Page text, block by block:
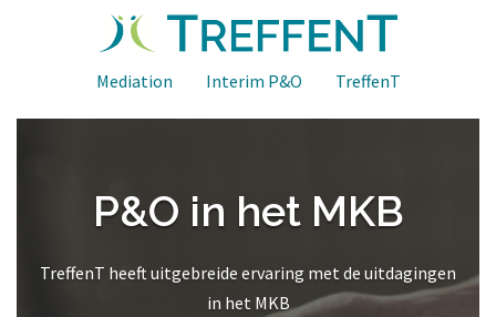
Mediation Interim P&O TreffenT
P&O in het MKB
TreffenT heeft uitgebreide ervaring met de uitdagingen
in het MKB